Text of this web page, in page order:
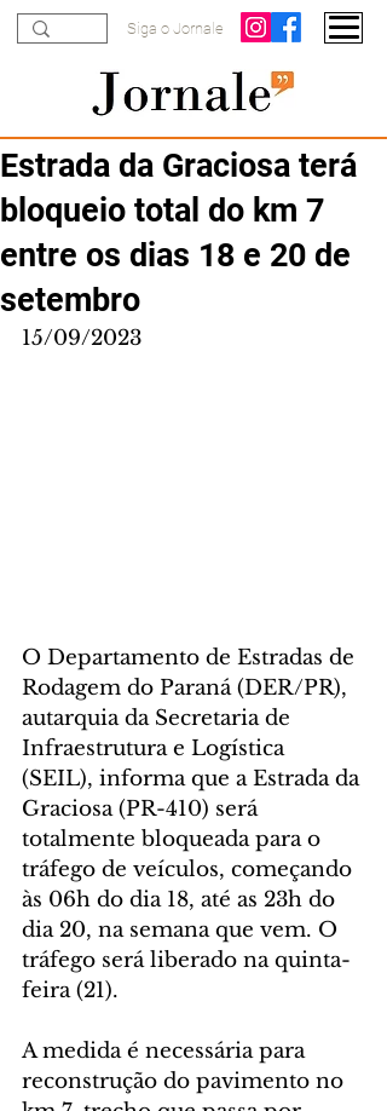
Siga o Jornale
Estrada da Graciosa terá
bloqueio total do km 7
entre os dias 18 e 20 de
setembro
15/09/2023
O Departamento de Estradas de
Rodagem do Paraná (DER/PR),
autarquia da Secretaria de
Infraestrutura e Logística
(SEIL), informa que a Estrada da
Graciosa (PR-410) será
totalmente bloqueada para o
tráfego de veículos, começando
às 06h do dia 18, até as 23h do
dia 20, na semana que vem. O
tráfego será liberado na quinta-
feira (21).
A medida é necessária para
reconstrução do pavimento no